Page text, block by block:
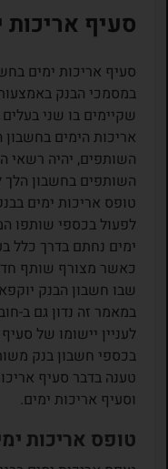
סעיף אריכות
סעיף אריכות ימים
במסמכי הבנק
שקיימים בו שני
אריכות הימים
השותפים, יהיה רשאי
השותפים בחשבון הלך
טופס אריכות ימים
לפעול בכספי שותפו
ימים נחתם בדרך כלל
כאשר מצורף שותף
שבו חשבון הבנק
במאמר זה נדון גם ב-
לעניין יישומו של
בכספי חשבון בנק
טענה בדבר סעיף
וסעיף אריכות ימים.
טופס אריכות